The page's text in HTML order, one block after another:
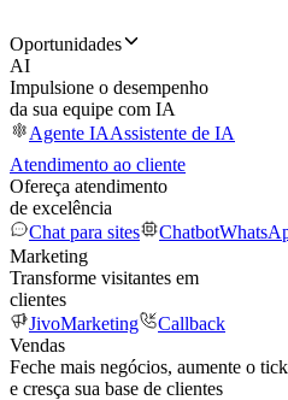
Oportunidades
AI
Impulsione o desempenho
da sua equipe com IA
Agente IAAssistente de IA
Atendimento ao cliente
Ofereça atendimento
de excelência
Chat para sites
Chatbot
Marketing
Transforme visitantes em
clientes
JivoMarketing
Callback
Vendas
Feche mais negócios, aumente o
e cresça sua base de clientes